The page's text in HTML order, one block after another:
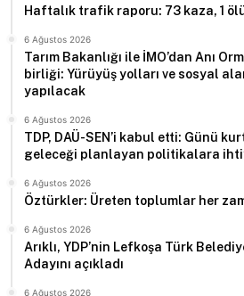
Haftalık trafik raporu: 73 kaza, 1
6 Ağustos 2026
Tarım Bakanlığı ile İMO’dan Anı
birliği: Yürüyüş yolları ve sosyal
yapılacak
6 Ağustos 2026
TDP, DAÜ-SEN’i kabul etti: Günü
geleceği planlayan politikalara
6 Ağustos 2026
Öztürkler: Üreten toplumlar her
6 Ağustos 2026
Arıklı, YDP’nin Lefkoşa Türk
Adayını açıkladı
6 Ağustos 2026